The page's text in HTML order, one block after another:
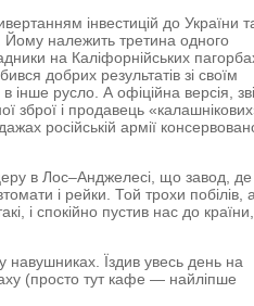
інвестицій до України
Йому належить третина одного
на Каліфорнійських
добрих результатів зі своїм
інше русло. А офіційна версія,
зброї і продавець
російській армії
в Лос–Анджелесі, що завод,
і рейки. Той трохи побілів,
і спокійно пустив нас до
навушниках. Їздив увесь день на
(просто тут кафе — найліпше